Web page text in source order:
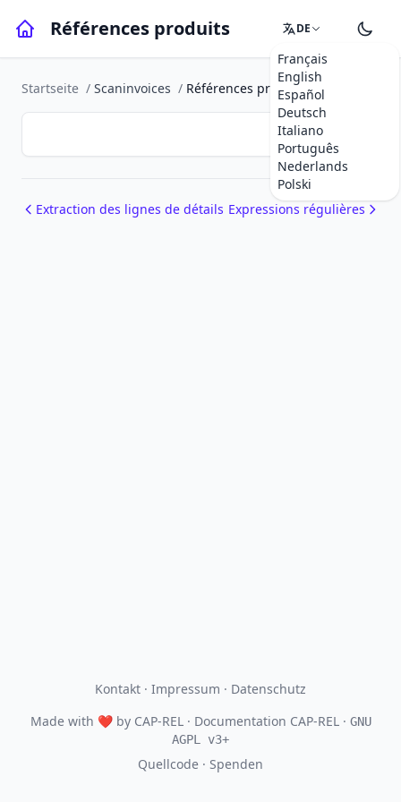
Références produits DE
Français
English
Español
Deutsch
Italiano
Português
Nederlands
Polski
Startseite / Scaninvoices / Références produits
Extraction des lignes de détails Expressions régulières
Kontakt · Impressum · Datenschutz
Made with ❤by CAP-REL· Documentation CAP-REL · GNU
AGPL v3+
Quellcode · Spenden